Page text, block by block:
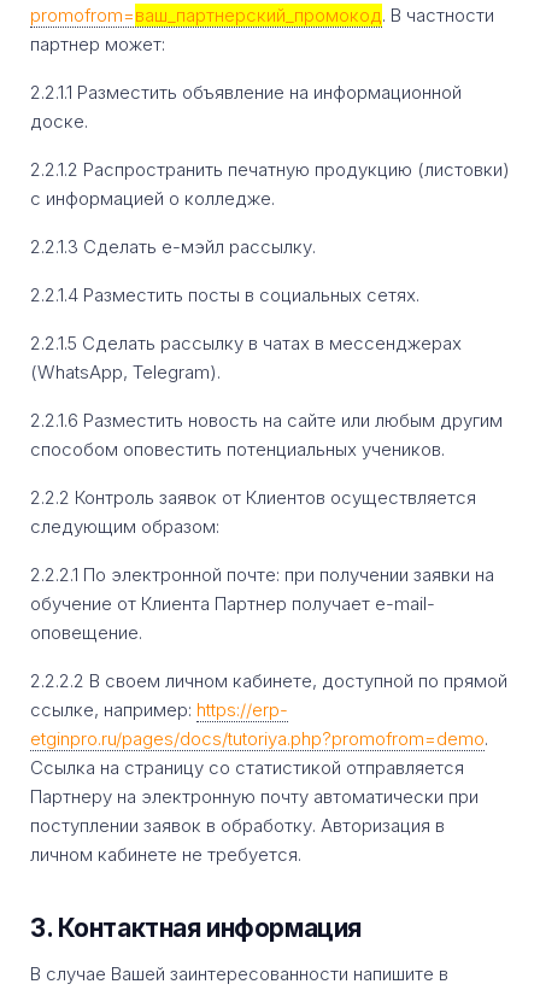
promofrom=ваш_партнерский_промокод. В частности
партнер может:
2.2.1.1 Разместить объявление на информационной
доске.
2.2.1.2 Распространить печатную продукцию (листовки)
с информацией о колледже.
2.2.1.3 Сделать е-мэйл рассылку.
2.2.1.4 Разместить посты в социальных сетях.
2.2.1.5 Сделать рассылку в чатах в мессенджерах
(WhatsApp, Telegram).
2.2.1.6 Разместить новость на сайте или любым другим
способом оповестить потенциальных учеников.
2.2.2 Контроль заявок от Клиентов осуществляется
следующим образом:
2.2.2.1 По электронной почте: при получении заявки на
обучение от Клиента Партнер получает e-mail-
оповещение.
2.2.2.2 В своем личном кабинете, доступной по прямой
ссылке, например: https://erp-
etginpro.ru/pages/docs/tutoriya.php?promofrom=demo.
Ссылка на страницу со статистикой отправляется
Партнеру на электронную почту автоматически при
поступлении заявок в обработку. Авторизация в
личном кабинете не требуется.
3. Контактная информация
В случае Вашей заинтересованности напишите в